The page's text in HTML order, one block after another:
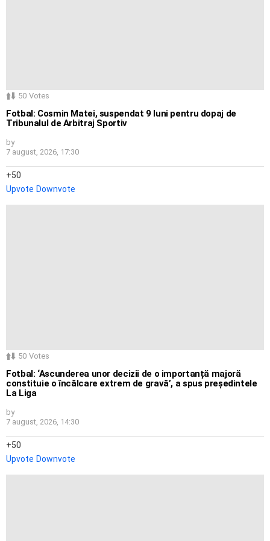
50 Votes
Fotbal: Cosmin Matei, suspendat 9 luni pentru dopaj de
Tribunalul de Arbitraj Sportiv
by
7 august, 2026, 17:30
50
Upvote Downvote
50 Votes
Fotbal: ‘Ascunderea unor decizii de o importanță majoră
constituie o încălcare extrem de gravă’, a spus președintele
La Liga
by
7 august, 2026, 14:30
50
Upvote Downvote